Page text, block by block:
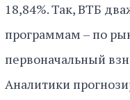
18,84%. Так, ВТБ
программам – по
первоначальный
Аналитики